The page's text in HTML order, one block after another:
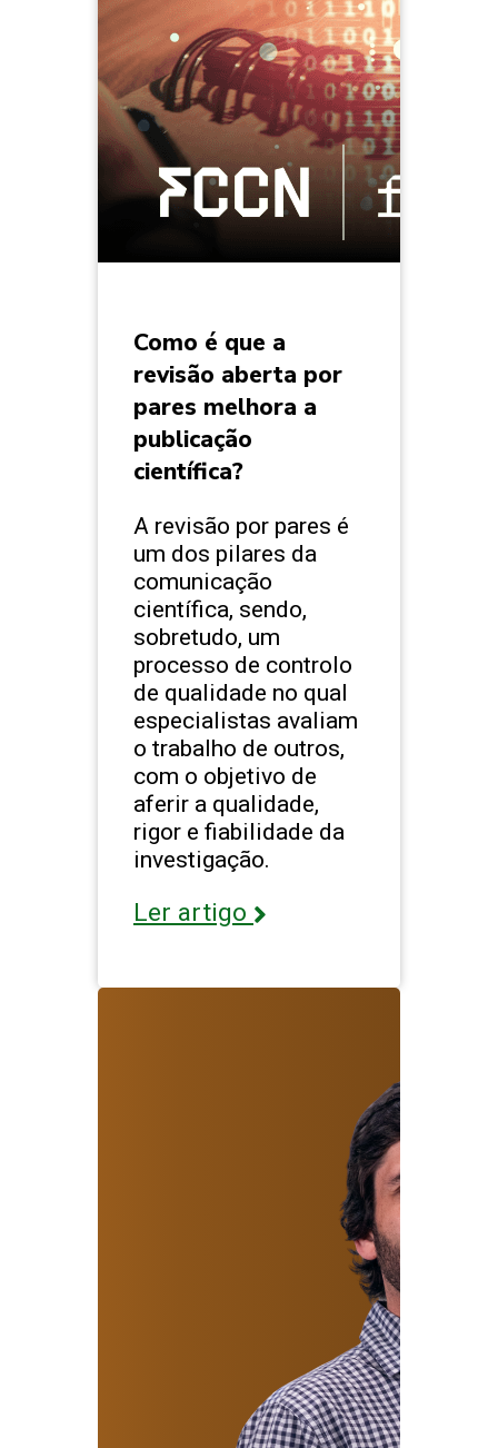
Como é que a
revisão aberta por
pares melhora a
publicação
científica?
A revisão por pares é
um dos pilares da
comunicação
científica, sendo,
sobretudo, um
processo de controlo
de qualidade no qual
especialistas avaliam
o trabalho de outros,
com o objetivo de
aferir a qualidade,
rigor e fiabilidade da
investigação.
Ler artigo